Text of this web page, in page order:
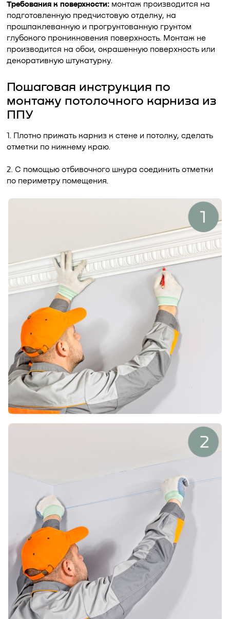
Требования к поверхности: монтаж производится на
подготовленную предчистовую отделку, на
прошпаклеванную и прогрунтованную грунтом
глубокого проникновения поверхность. Монтаж не
производится на обои, окрашенную поверхность или
декоративную штукатурку.
Пошаговая инструкция по
монтажу потолочного карниза из
ППУ
1. Плотно прижать карниз к стене и потолку, сделать
отметки по нижнему краю.
2. С помощью отбивочного шнура соединить отметки
по периметру помещения.